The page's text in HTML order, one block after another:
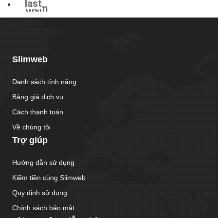
thêm
last
Slimweb
Danh sách tính năng
Bảng giá dịch vụ
Cách thanh toán
Về chúng tôi
Trợ giúp
Hướng dẫn sử dụng
Kiếm tiền cùng Slimweb
Quy định sử dụng
Chính sách bảo mật